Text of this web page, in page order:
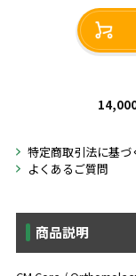
特定商取引法に基
よくあるご質問
商品説明